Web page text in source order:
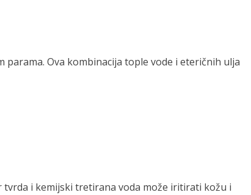
Ova kombinacija tople vode i eteričnih ulja
i kemijski tretirana voda može iritirati kožu i